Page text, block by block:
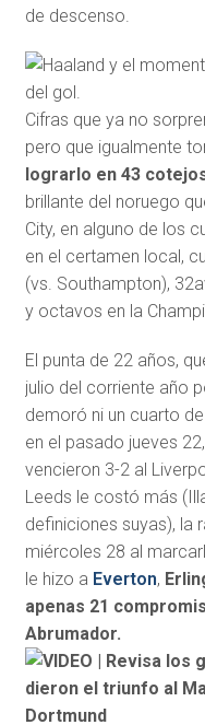
de descenso.
del gol.
Cifras que ya no
pero que igualmente
lograrlo en 43
brillante del noruego
City, en alguno de los
en el certamen local,
(vs. Southampton),
y octavos en la
El punta de 22 años,
julio del corriente año
demoró ni un cuarto
en el pasado jueves
vencieron 3-2 al
Leeds le costó más
definiciones suyas), la
miércoles 28 al
le hizo a Everton,
apenas 21
Abrumador.